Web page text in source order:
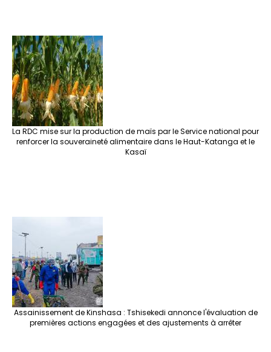
La RDC mise sur la production de maïs par le Service national pour
renforcer la souveraineté alimentaire dans le Haut-Katanga et le
Kasaï
Assainissement de Kinshasa : Tshisekedi annonce l'évaluation de
premières actions engagées et des ajustements à arrêter